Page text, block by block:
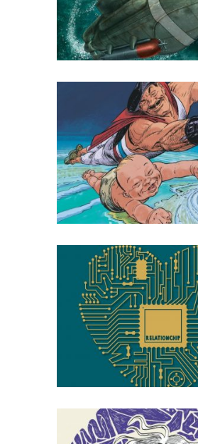
ASSASSIN'S CREED BLACK FLAG RESYNCED
« LE VENT DAND LES SAULES » - UNE BELLE HISTOIRE !
« DAMN THEM ALL » - UN DUO DE CHOC !
YOSHI AND THE MYSTERIOUS BOOK